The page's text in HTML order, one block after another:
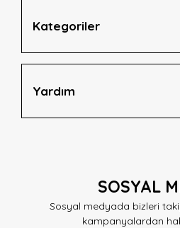
Kategoriler
Yardım
SOSYAL
Sosyal medyada bizleri
kampanyalardan